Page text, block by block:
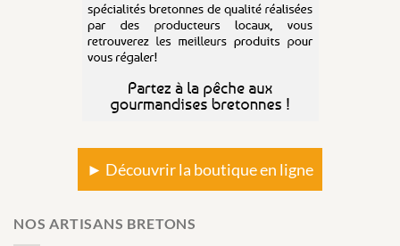
► Découvrir la boutique en ligne
NOS ARTISANS BRETONS